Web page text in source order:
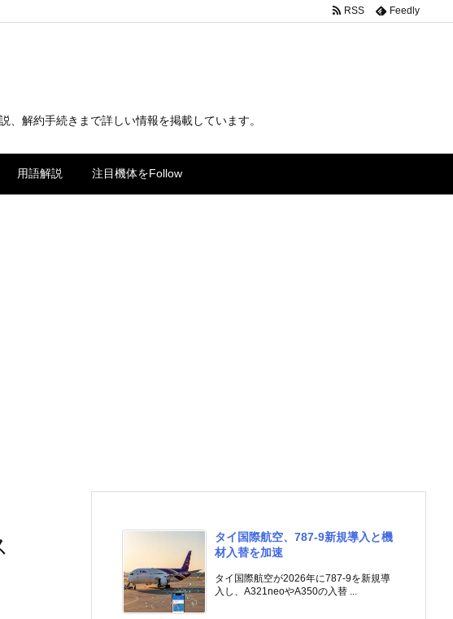
解約手続きまで詳しい情報を掲載しています。
用語解説 注目機体をFollow
RSS Feedly
タイ国際航空、787-9新規導入と機
材入替を加速
タイ国際航空が2026年に787-9を新規導
入し、A321neoやA350の入替 ...